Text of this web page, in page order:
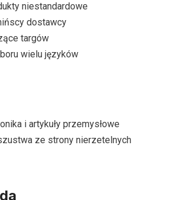
niestandardowe
dostawcy
targów
wielu języków
i artykuły przemysłowe
ze strony nierzetelnych